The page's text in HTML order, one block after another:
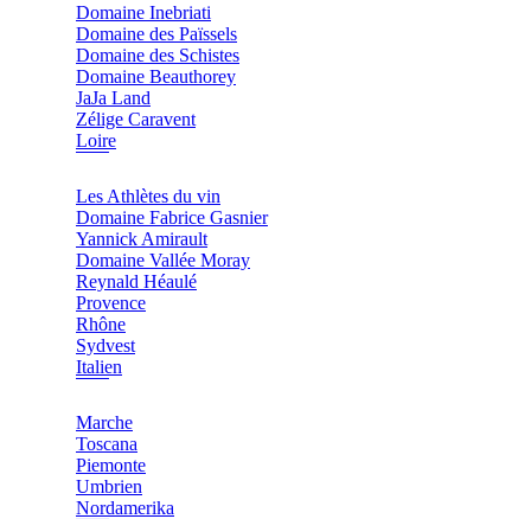
Domaine Inebriati
Domaine des Païssels
Domaine des Schistes
Domaine Beauthorey
JaJa Land
Zélige Caravent
Loire
Les Athlètes du vin
Domaine Fabrice Gasnier
Yannick Amirault
Domaine Vallée Moray
Reynald Héaulé
Provence
Rhône
Sydvest
Italien
Marche
Toscana
Piemonte
Umbrien
Nordamerika